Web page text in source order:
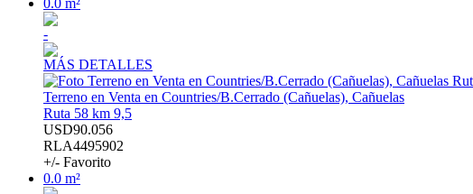
0.0 m²
-
MÁS DETALLES
Terreno en Venta en Countries/B.Cerrado (Cañuelas), Cañuelas
Ruta 58 km 9,5
USD90.056
RLA4495902
+/- Favorito
0.0 m²